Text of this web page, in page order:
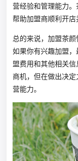
营经验和管理能力
帮助加盟商顺利开店
总的来说，加盟茶颜
如果你有兴趣加盟
盟费用和其他相关
商机，但在做出决
营能力。